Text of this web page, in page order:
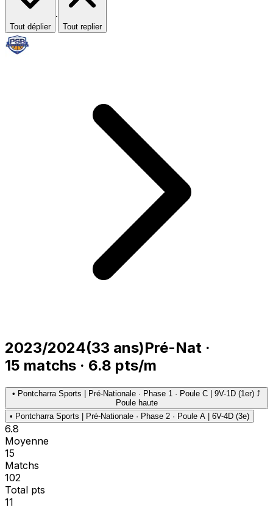
Tout déplier
·
Tout replier
2023/2024(33 ans)Pré-Nat ·
15 matchs · 6.8 pts/m
• Pontcharra Sports | Pré-Nationale · Phase 1 · Poule C | 9V-1D (1er) ⤴
Poule haute
• Pontcharra Sports | Pré-Nationale · Phase 2 · Poule A | 6V-4D (3e)
6.8
Moyenne
15
Matchs
102
Total pts
11